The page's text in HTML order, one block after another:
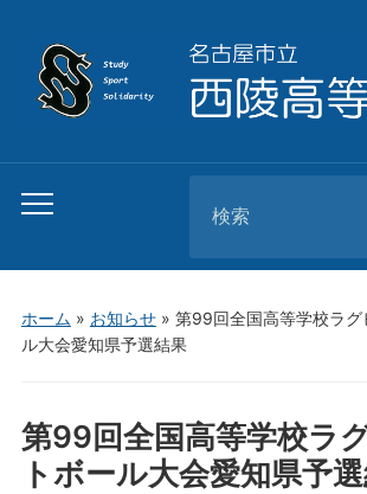
Toggle
menu
for:
ホーム » お知らせ» 第99回全国高等学校ラグ
ル大会愛知県予選結果
第99回全国高等学校ラ
トボール大会愛知県予